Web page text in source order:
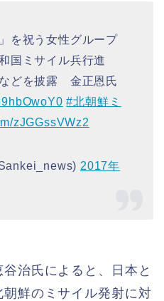
を祝う女性グループ
国ミサイル兵行進
どを披露 金正恩氏
#北朝鮮ミ
zJGGssVWz2
2017年
治氏によると、日本と
鮮のミサイル発射に対